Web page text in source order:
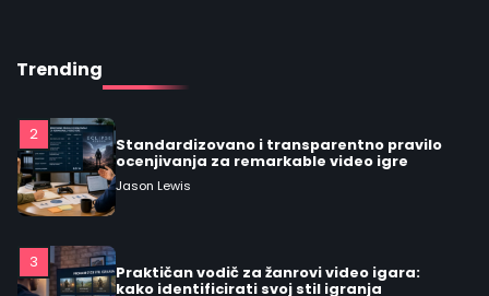
Trending
2
Standardizovano i transparentno pravilo
ocenjivanja za remarkable video igre
Jason Lewis
3
Praktičan vodič za žanrovi video igara:
kako identificirati svoj stil igranja